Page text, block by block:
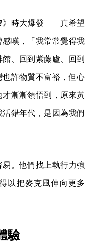
》時大爆發——真希望
感嘆，「我常常覺得我
、回到紫藤廬、回到
許物質不富裕，但心
漸漸領悟到，原來黃
錯年代，是因為我們
。他們找上執行力強
以把麥克風伸向更多
驗